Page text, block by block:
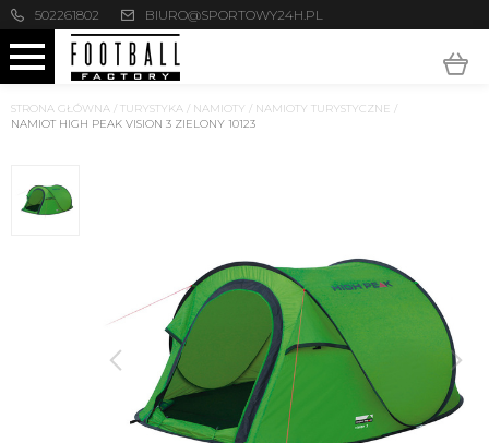
502261802 BIURO@SPORTOWY24H.PL
STRONA GŁÓWNA / TURYSTYKA / NAMIOTY / NAMIOTY TURYSTYCZNE /
NAMIOT HIGH PEAK VISION 3 ZIELONY 10123